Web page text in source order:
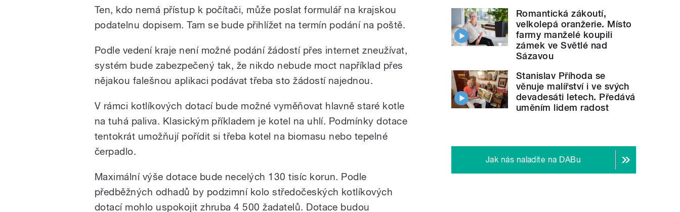
Ten, kdo nemá přístup k počítači, může poslat formulář na krajskou
podatelnu dopisem. Tam se bude přihlížet na termín podání na poště.
Podle vedení kraje není možné podání žádostí přes internet zneužívat,
systém bude zabezpečený tak, že nikdo nebude moct například přes
nějakou falešnou aplikaci podávat třeba sto žádostí najednou.
V rámci kotlíkových dotací bude možné vyměňovat hlavně staré kotle
na tuhá paliva. Klasickým příkladem je kotel na uhlí. Podmínky dotace
tentokrát umožňují pořídit si třeba kotel na biomasu nebo tepelné
čerpadlo.
Maximální výše dotace bude necelých 130 tisíc korun. Podle
předběžných odhadů by podzimní kolo středočeských kotlíkových
dotací mohlo uspokojit zhruba 4 500 žadatelů. Dotace budou
Romantická zákoutí,
velkolepá oranžerie. Místo
farmy manželé koupili
zámek ve Světlé nad
Sázavou
Stanislav Příhoda se
věnuje malířství i ve svých
devadesáti letech. Předává
uměním lidem radost
Jak nás naladíte na DABu